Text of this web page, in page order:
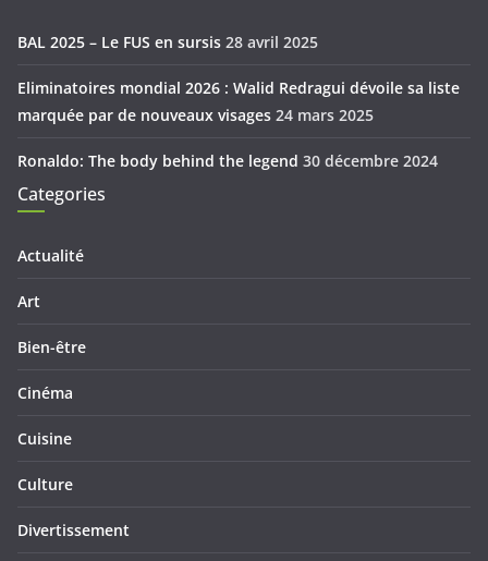
BAL 2025 – Le FUS en sursis 28 avril 2025
Eliminatoires mondial 2026 : Walid Redragui dévoile sa liste
marquée par de nouveaux visages 24 mars 2025
Ronaldo: The body behind the legend 30 décembre 2024
Categories
Actualité
Art
Bien-être
Cinéma
Cuisine
Culture
Divertissement